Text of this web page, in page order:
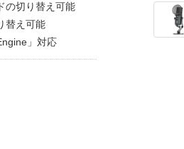
の切り替え可能
替え可能
」対応